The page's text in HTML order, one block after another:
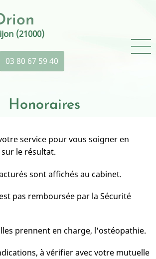
(21000)
03 80 67 59 40
Honoraires
service pour vous soigner en
le résultat.
sont affichés au cabinet.
pas remboursée par la Sécurité
prennent en charge, l'ostéopathie.
à vérifier avec votre mutuelle